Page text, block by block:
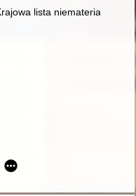
policjantom poległym w
lista niematerialnego
: powstaniec wielkopolski,